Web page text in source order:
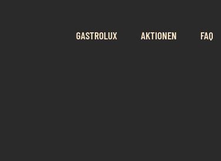
GASTROLUX AKTIONEN FAQ